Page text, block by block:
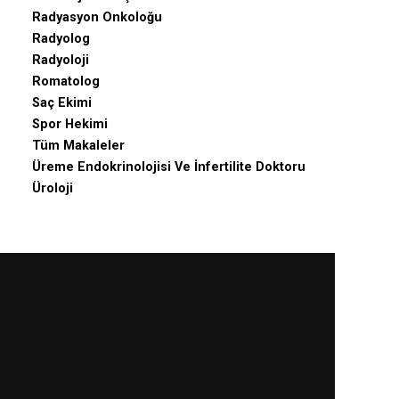
Radyasyon Onkoloğu
Radyolog
Radyoloji
Romatolog
Saç Ekimi
Spor Hekimi
Tüm Makaleler
Üreme Endokrinolojisi Ve İnfertilite Doktoru
Üroloji